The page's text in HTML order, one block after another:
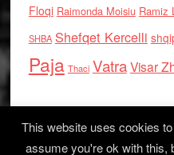
Floqi Raimonda Moisiu Ramiz
SHBA Shefqet Kercelli
Paja Thaci VatraVisar
This website uses cookies
assume you're ok with this,